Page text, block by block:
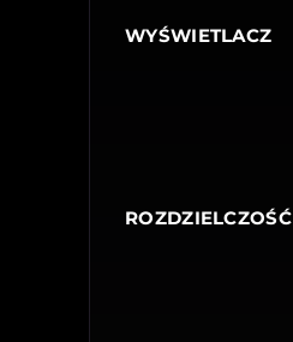
WYŚWIETLACZ
ROZDZIELCZOŚĆ